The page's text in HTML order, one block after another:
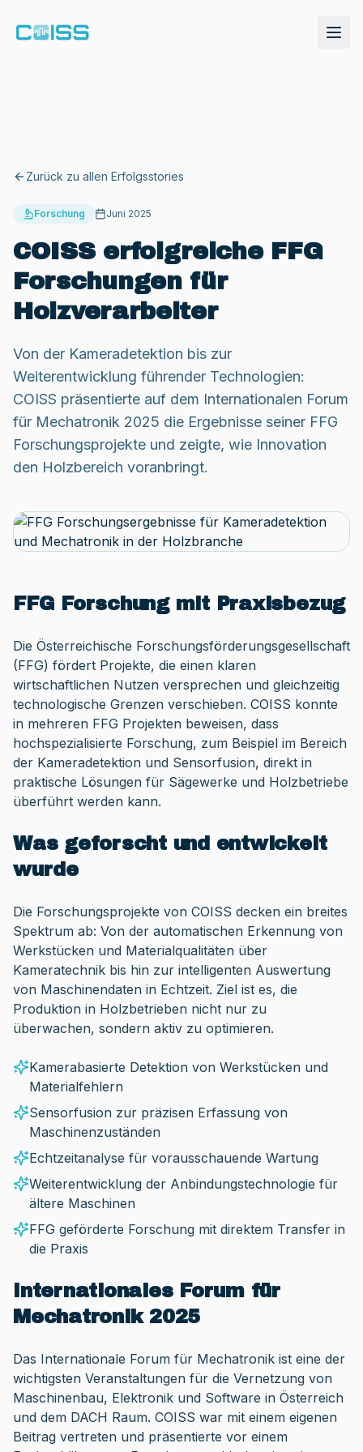
Demo anfordern
Zurück zu allen Erfolgsstories
Forschung Juni 2025
COISS erfolgreiche FFG
Forschungen für
Holzverarbeiter
Von der Kameradetektion bis zur
Weiterentwicklung führender Technologien:
COISS präsentierte auf dem Internationalen Forum
für Mechatronik 2025 die Ergebnisse seiner FFG
Forschungsprojekte und zeigte, wie Innovation
den Holzbereich voranbringt.
FFG Forschung mit Praxisbezug
Die Österreichische Forschungsförderungsgesellschaft
(FFG) fördert Projekte, die einen klaren
wirtschaftlichen Nutzen versprechen und gleichzeitig
technologische Grenzen verschieben. COISS konnte
in mehreren FFG Projekten beweisen, dass
hochspezialisierte Forschung, zum Beispiel im Bereich
der Kameradetektion und Sensorfusion, direkt in
praktische Lösungen für Sägewerke und Holzbetriebe
überführt werden kann.
Was geforscht und entwickelt
wurde
Die Forschungsprojekte von COISS decken ein breites
Spektrum ab: Von der automatischen Erkennung von
Werkstücken und Materialqualitäten über
Kameratechnik bis hin zur intelligenten Auswertung
von Maschinendaten in Echtzeit. Ziel ist es, die
Produktion in Holzbetrieben nicht nur zu
überwachen, sondern aktiv zu optimieren.
Kamerabasierte Detektion von Werkstücken und
Materialfehlern
Sensorfusion zur präzisen Erfassung von
Maschinenzuständen
Echtzeitanalyse für vorausschauende Wartung
Weiterentwicklung der Anbindungstechnologie für
ältere Maschinen
FFG geförderte Forschung mit direktem Transfer in
die Praxis
Internationales Forum für
Mechatronik 2025
Das Internationale Forum für Mechatronik ist eine der
wichtigsten Veranstaltungen für die Vernetzung von
Maschinenbau, Elektronik und Software in Österreich
und dem DACH Raum. COISS war mit einem eigenen
Beitrag vertreten und präsentierte vor einem